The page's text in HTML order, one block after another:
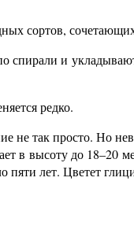
сортов,
и
редко.
не так просто. Но
в высоту до 18–20
лет. Цветет